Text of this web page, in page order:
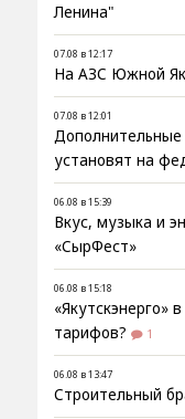
Ленина"
07.08 в 12:17
На АЗС Южной
07.08 в 12:01
установят на
06.08 в 15:39
Вкус, музыка и
«СырФест»
06.08 в 15:18
«Якутскэнерго»
тарифов?
1
06.08 в 13:47
Строительный